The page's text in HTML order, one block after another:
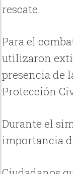
rescate.
Para el
utilizaron
presencia de
Protección
Durante el
importancia